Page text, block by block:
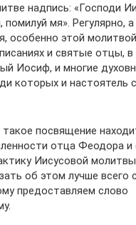
надпись: «Господи
мя». Регулярно,
особенно этой
и святые отцы, в
Иосиф, и многие
которых и настоятель
посвящение
отца Феодора и
Иисусовой
об этом лучше всего
предоставляем слово